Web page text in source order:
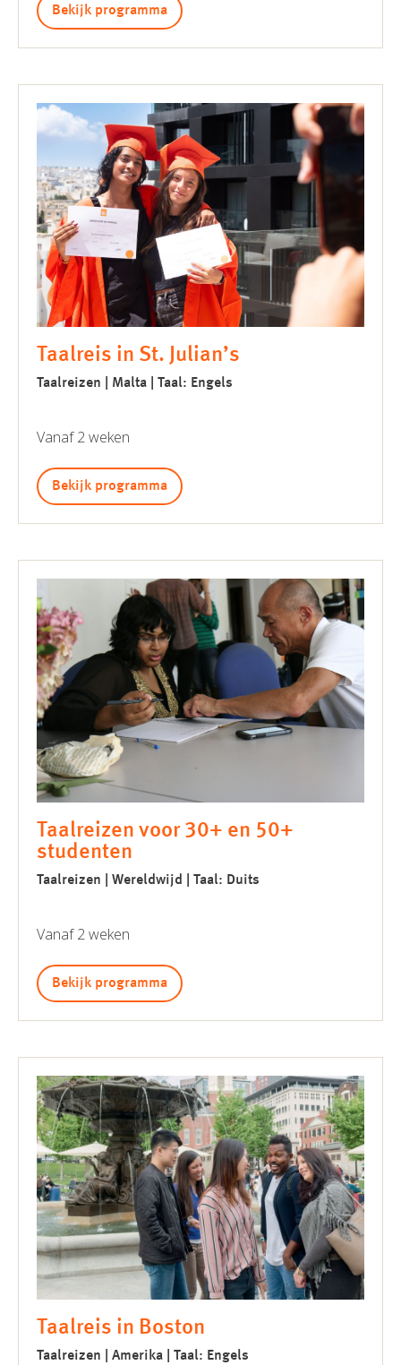
Bekijk programma
Taalreis in St. Julian’s
Taalreizen | Malta | Taal: Engels
Vanaf 2 weken
Bekijk programma
Taalreizen voor 30+ en 50+
studenten
Taalreizen | Wereldwijd | Taal: Duits
Vanaf 2 weken
Bekijk programma
Taalreis in Boston
Taalreizen | Amerika | Taal: Engels